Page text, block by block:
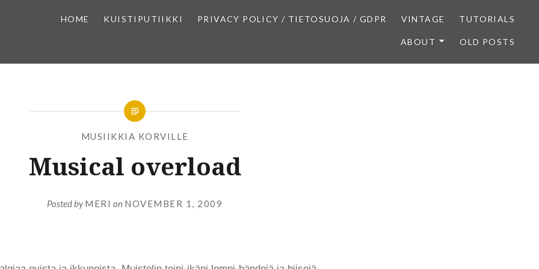
HOME KUISTIPUTIIKKI PRIVACY POLICY / TIETOSUOJA / GDPR VINTAGE TUTORIALS
ABOUT OLD POSTS
MUSIIKKIA KORVILLE
Musical overload
Posted byMERI on NOVEMBER 1, 2009